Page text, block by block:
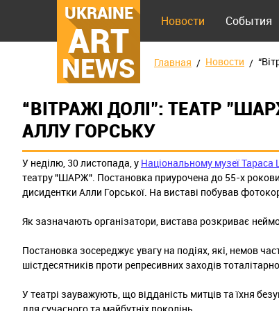
UKRAINE
ART
NEWS
Новости События
Главная Новости
“ВІТРАЖІ ДОЛІ": ТЕАТР
АЛЛУ ГОРСЬКУ
У неділю, 30 листопада, у Національному музеї
театру "ШАРЖ". Постановка приурочена до 55-х роковин
дисидентки Алли Горської. На виставі побував
Як зазначають організатори, вистава розкриває
Постановка зосереджує увагу на подіях, які, немов
шістдесятників проти репресивних заходів
У театрі зауважують, що відданість митців та їхня